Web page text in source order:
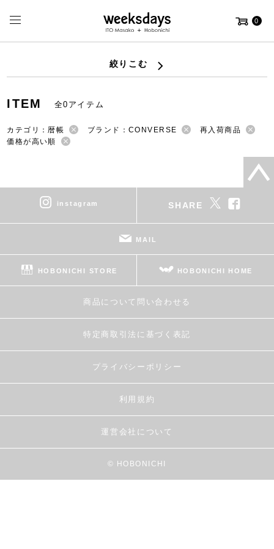
0
絞りこむ
ITEM 全0アイテム
カテゴリ：暦帳 ブランド：CONVERSE
再入荷商品
価格が高い順
instagram SHARE
MAIL
HOBONICHI STORE HOBONICHI HOME
商品について問い合わせる
特定商取引法に基づく表記
プライバシーポリシー
利用規約
運営会社について
© HOBONICHI